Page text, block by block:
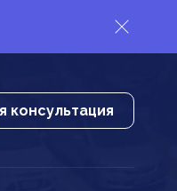
консультация